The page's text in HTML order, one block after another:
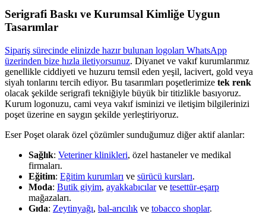
Serigrafi Baskı ve Kurumsal Kimliğe Uygun
Tasarımlar
Sipariş sürecinde elinizde hazır bulunan logoları WhatsApp
üzerinden bize hızla iletiyorsunuz. Diyanet ve vakıf kurumlarımız
genellikle ciddiyeti ve huzuru temsil eden yeşil, lacivert, gold veya
siyah tonlarını tercih ediyor. Bu tasarımları poşetlerimize tek renk
olacak şekilde serigrafi tekniğiyle büyük bir titizlikle basıyoruz.
Kurum logonuzu, cami veya vakıf isminizi ve iletişim bilgilerinizi
poşet üzerine en saygın şekilde yerleştiriyoruz.
Eser Poşet olarak özel çözümler sunduğumuz diğer aktif alanlar:
Sağlık: Veteriner klinikleri, özel hastaneler ve medikal
firmaları.
Eğitim: Eğitim kurumları ve sürücü kursları.
Moda: Butik giyim, ayakkabıcılarve tesettür-eşarp
mağazaları.
Gıda: Zeytinyağı, bal-arıcılık ve tobacco shoplar.